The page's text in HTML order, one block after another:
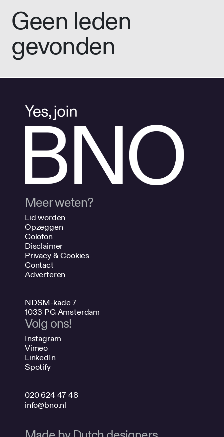
Geen leden
gevonden
Meer weten?
Lid worden
Opzeggen
Colofon
Disclaimer
Privacy & Cookies
Contact
Adverteren
NDSM-kade 7
1033 PG Amsterdam
Volg ons!
Instagram
Vimeo
LinkedIn
Spotify
020 624 47 48
info@bno.nl